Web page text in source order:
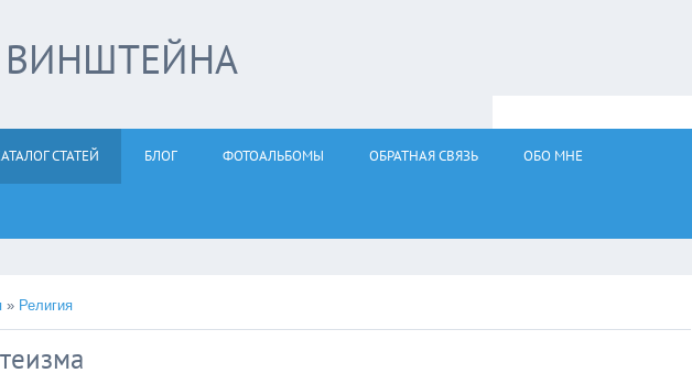
ВИНШТЕЙНА
СТАТЕЙ БЛОГ ФОТОАЛЬБОМЫ ОБРАТНАЯ СВЯЗЬ ОБО МНЕ
» Религия